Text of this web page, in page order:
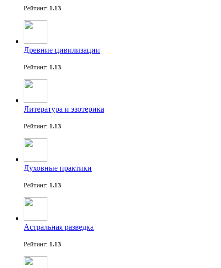
Рейтинг: 1.13
Древние цивилизации
Рейтинг: 1.13
Литература и эзотерика
Рейтинг: 1.13
Духовные практики
Рейтинг: 1.13
Астральная разведка
Рейтинг: 1.13